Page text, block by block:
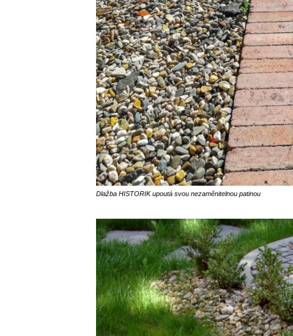
Dlažba HISTORIK upoutá svou nezaměnitelnou patinou